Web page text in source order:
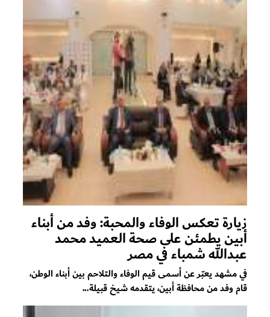
زيارة تعكس الوفاء والمحبة: وفد من أبناء
أبين يطمئن على صحة العميد محمد
عبدالله شمباء في مصر
في مشهد يعبّر عن أسمى قيم الوفاء والتلاحم بين أبناء الوطن،
قام وفد من محافظة أبين، يتقدمه شيخ قبيلة...